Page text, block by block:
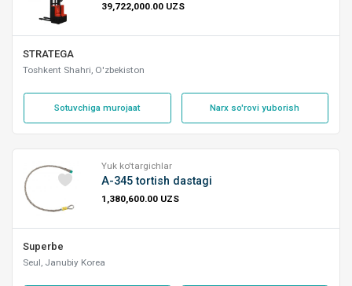
39,722,000.00 UZS
STRATEGA
Toshkent Shahri, O'zbekiston
Sotuvchiga murojaat Narx so'rovi yuborish
Yuk ko'targichlar
A-345 tortish dastagi
1,380,600.00 UZS
Superbe
Seul, Janubiy Korea